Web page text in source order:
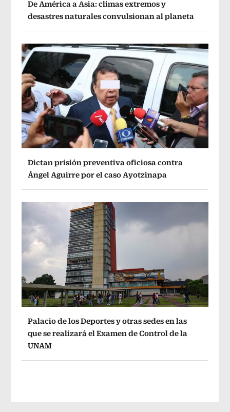
De América a Asia: climas extremos y
desastres naturales convulsionan al planeta
Dictan prisión preventiva oficiosa contra
Ángel Aguirre por el caso Ayotzinapa
Palacio de los Deportes y otras sedes en las
que se realizará el Examen de Control de la
UNAM